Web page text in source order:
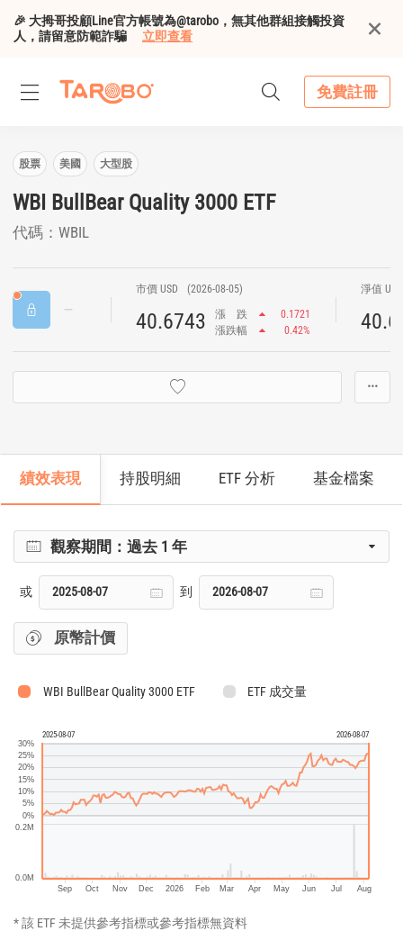
🎉 大拇哥投顧Line官方帳號為@tarobo，無其他群組接觸投資
人，請留意防範詐騙
立即查看
免費註冊
股票 美國 大型股
WBI BullBear Quality 3000 ETF
代碼：WBIL
市價 USD (2026-08-05)
40.6743 漲 跌
0.1721
漲跌幅
0.42%
淨值
···
績效表現 持股明細 ETF 分析 基金檔案
觀察期間：過去 1 年
或 到
原幣計價
WBI BullBear Quality 3000 ETF ETF 成交量
2025-08-07 2026-08-07
Sep Oct Nov Dec 2026 Feb Mar Apr May Jun Jul Aug
0.0M
0.2M
0%
5%
10%
15%
20%
25%
30%
* 該 ETF 未提供參考指標或參考指標無資料